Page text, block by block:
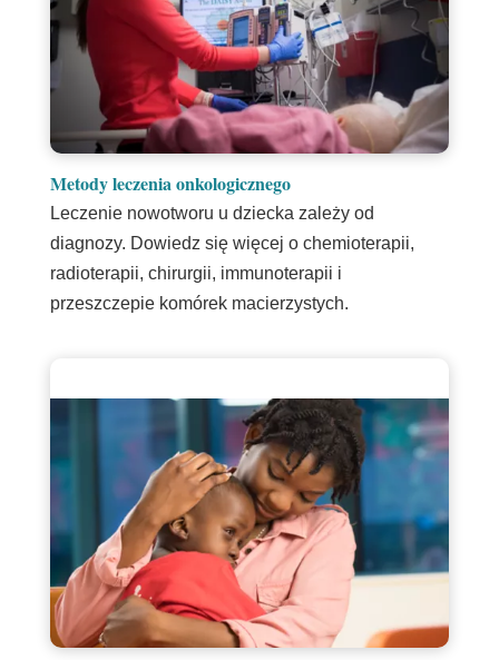
Metody leczenia onkologicznego
Leczenie nowotworu u dziecka zależy od
diagnozy. Dowiedz się więcej o chemioterapii,
radioterapii, chirurgii, immunoterapii i
przeszczepie komórek macierzystych.